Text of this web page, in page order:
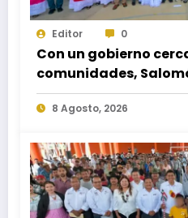
Editor 0
Con un gobierno
comunidades,
necesidades
Miguel Tenango
8 Agosto, 2026